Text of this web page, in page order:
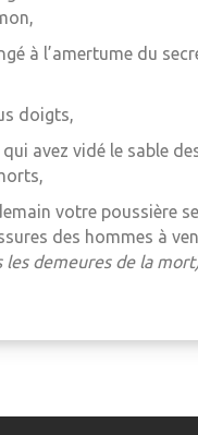
à l’amertume du
doigts,
avez vidé le sable
votre poussière
des hommes à
les demeures de la